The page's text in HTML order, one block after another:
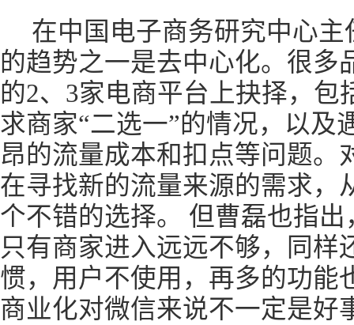
在中国电子商务研究中心主
的趋势之一是去中心化。很多
的2、3家电商平台上抉择，包
求商家“二选一”的情况，以及
昂的流量成本和扣点等问题。
在寻找新的流量来源的需求，
个不错的选择。 但曹磊也指
只有商家进入远远不够，同样
惯，用户不使用，再多的功能
商业化对微信来说不一定是好